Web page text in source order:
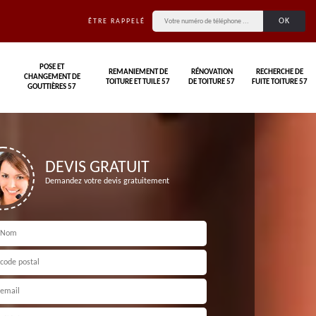
ÊTRE RAPPELÉ
POSE ET
CHANGEMENT DE
GOUTTIÈRES 57
REMANIEMENT DE
TOITURE ET TUILE 57
RÉNOVATION
DE TOITURE 57
RECHERCHE DE
FUITE TOITURE 57
DEVIS GRATUIT
Demandez votre devis gratuitement